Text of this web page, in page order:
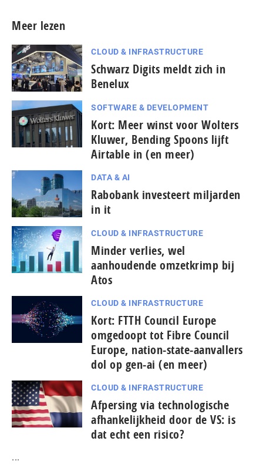
Meer lezen
CLOUD & INFRASTRUCTURE
Schwarz Digits meldt zich in
Benelux
SOFTWARE & DEVELOPMENT
Kort: Meer winst voor Wolters
Kluwer, Bending Spoons lijft
Airtable in (en meer)
DATA & AI
Rabobank investeert miljarden
in it
CLOUD & INFRASTRUCTURE
Minder verlies, wel
aanhoudende omzetkrimp bij
Atos
CLOUD & INFRASTRUCTURE
Kort: FTTH Council Europe
omgedoopt tot Fibre Council
Europe, nation-state-aanvallers
dol op gen-ai (en meer)
CLOUD & INFRASTRUCTURE
Afpersing via technologische
afhankelijkheid door de VS: is
dat echt een risico?
...